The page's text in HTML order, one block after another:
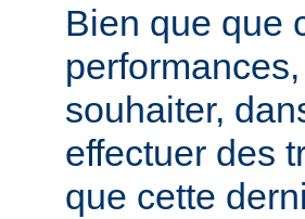
Bien que que
souhaiter,
effectuer des
que cette